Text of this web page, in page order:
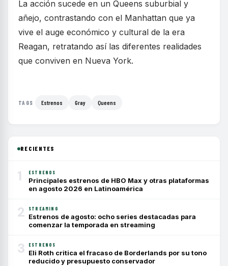
La acción sucede en un Queens suburbial y
añejo, contrastando con el Manhattan que ya
vive el auge económico y cultural de la era
Reagan, retratando así las diferentes realidades
que conviven en Nueva York.
TAGS Estrenos Gray Queens
RECIENTES
1 ESTRENOS
Principales estrenos de HBO Max y otras plataformas
en agosto 2026 en Latinoamérica
2 STREAMING
Estrenos de agosto: ocho series destacadas para
comenzar la temporada en streaming
3 ESTRENOS
Eli Roth critica el fracaso de Borderlands por su tono
reducido y presupuesto conservador